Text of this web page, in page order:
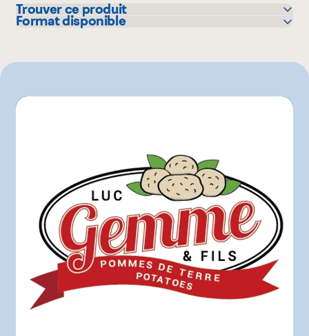
Trouver ce produit
Adonis
IGA
Marchés Tradition
Mayrand Plus Distributeur Alimentaire
Metro
Pasquier
Provigo
Super C
Autre
Format disponible